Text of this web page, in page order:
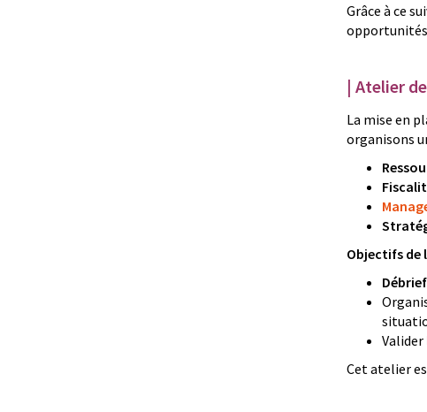
Grâce à ce
| Atelier
La mise en
organisons
Objectifs de
Valider
Cet atelier